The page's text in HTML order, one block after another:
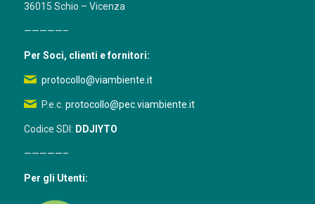
36015 Schio – Vicenza
—————–
Per Soci, clienti e fornitori:
protocollo@viambiente.it
P.e.c. protocollo@pec.viambiente.it
Codice SDI: DDJIYTO
—————–
Per gli Utenti: